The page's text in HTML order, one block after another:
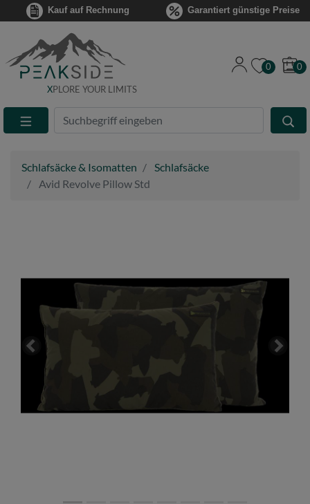
Kauf auf Rechnung Garantiert günstige Preise
XPLORE YOUR LIMITS
Suche
Eingabefeld
0 0
Schlafsäcke & Isomatten
Schlafsäcke
Avid Revolve Pillow Std
Previous Next